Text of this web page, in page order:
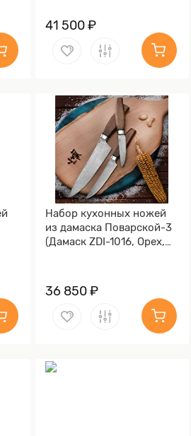
41 500 ₽
Набор кухонных ножей
из дамаска Поварской-3
(Дамаск ZDI-1016, Орех,
36 850 ₽